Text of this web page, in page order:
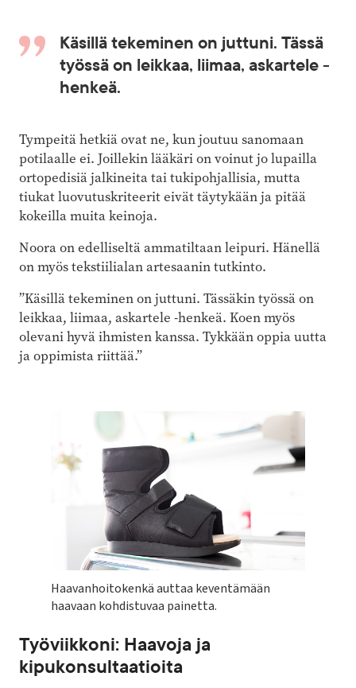
Käsillä tekeminen on juttuni. Tässä
työssä on leikkaa, liimaa, askartele -
henkeä.
Tympeitä hetkiä ovat ne, kun joutuu sanomaan
potilaalle ei. Joillekin lääkäri on voinut jo lupailla
ortopedisiä jalkineita tai tukipohjallisia, mutta
tiukat luovutuskriteerit eivät täytykään ja pitää
kokeilla muita keinoja.
Noora on edelliseltä ammatiltaan leipuri. Hänellä
on myös tekstiilialan artesaanin tutkinto.
”Käsillä tekeminen on juttuni. Tässäkin työssä on
leikkaa, liimaa, askartele -henkeä. Koen myös
olevani hyvä ihmisten kanssa. Tykkään oppia uutta
ja oppimista riittää.”
Haavanhoitokenkä auttaa keventämään
haavaan kohdistuvaa painetta.
Työviikkoni: Haavoja ja
kipukonsultaatioita